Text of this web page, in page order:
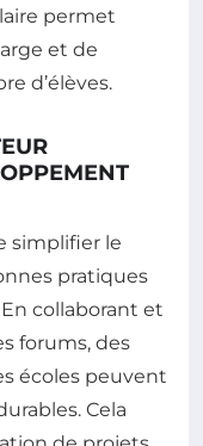
permet
et de
d’élèves.
simplifier le
pratiques
collaborant et
forums, des
écoles peuvent
Cela